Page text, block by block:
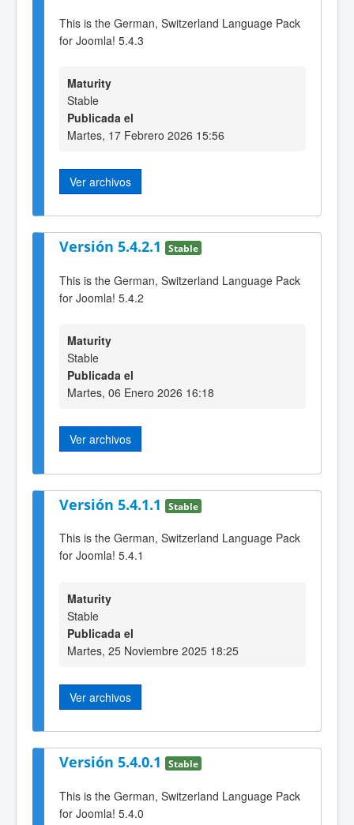
This is the German, Switzerland Language Pack
for Joomla! 5.4.3
Maturity
Stable
Publicada el
Martes, 17 Febrero 2026 15:56
Ver archivos
Versión 5.4.2.1 Stable
This is the German, Switzerland Language Pack
for Joomla! 5.4.2
Maturity
Stable
Publicada el
Martes, 06 Enero 2026 16:18
Ver archivos
Versión 5.4.1.1 Stable
This is the German, Switzerland Language Pack
for Joomla! 5.4.1
Maturity
Stable
Publicada el
Martes, 25 Noviembre 2025 18:25
Ver archivos
Versión 5.4.0.1 Stable
This is the German, Switzerland Language Pack
for Joomla! 5.4.0